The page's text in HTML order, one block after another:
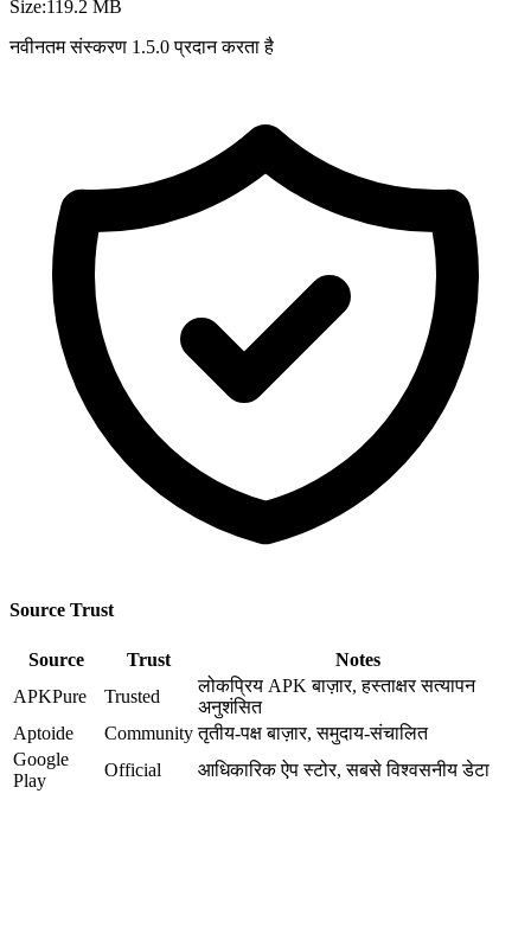
Size:119.2 MB
नवीनतम संस्करण 1.5.0 प्रदान करता है
Source Trust
Source Trust
Notes
APKPure
Trusted
लोकप्रिय APK बाज़ार, हस्ताक्षर सत्यापन
अनुशंसित
Aptoide
Community तृतीय-पक्ष बाज़ार, समुदाय-संचालित
Google
Play
Official आधिकारिक ऐप स्टोर, सबसे विश्वसनीय डेटा